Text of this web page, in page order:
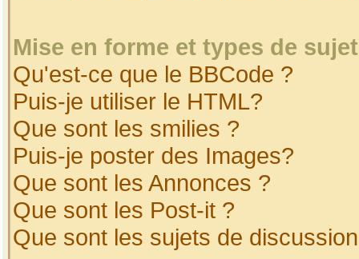
Mise en forme et types de
Qu'est-ce que le BBCode ?
Puis-je utiliser le HTML?
Que sont les smilies ?
Puis-je poster des Images?
Que sont les Annonces ?
Que sont les Post-it ?
Que sont les sujets de